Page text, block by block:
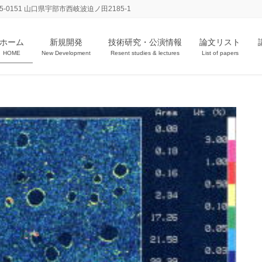
0151 山口県宇部市西岐波迫ノ田2185-1
ホーム
HOME
新規開発
New Development
技術研究・公演情報
Resent studies & lectures
論文リスト
List of papers